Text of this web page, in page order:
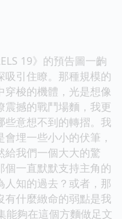
19》的預告圖一齣
吸引住瞭。那種規模的
穿梭的機體，光是想像
震撼的戰鬥場麵，我更
些意想不到的轉摺。我
埋一些小小的伏筆，
給我們一個大大的驚
個一直默默支持主角的
人知的過去？或者，那
有什麼緻命的弱點是我
能夠在這個方麵做足文